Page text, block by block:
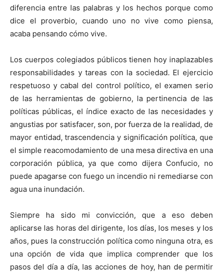
diferencia entre las palabras y los hechos porque como
dice el proverbio, cuando uno no vive como piensa,
acaba pensando cómo vive.
Los cuerpos colegiados públicos tienen hoy inaplazables
responsabilidades y tareas con la sociedad. El ejercicio
respetuoso y cabal del control político, el examen serio
de las herramientas de gobierno, la pertinencia de las
políticas públicas, el índice exacto de las necesidades y
angustias por satisfacer, son, por fuerza de la realidad, de
mayor entidad, trascendencia y significación política, que
el simple reacomodamiento de una mesa directiva en una
corporación pública, ya que como dijera Confucio, no
puede apagarse con fuego un incendio ni remediarse con
agua una inundación.
Siempre ha sido mi convicción, que a eso deben
aplicarse las horas del dirigente, los días, los meses y los
años, pues la construcción política como ninguna otra, es
una opción de vida que implica comprender que los
pasos del día a día, las acciones de hoy, han de permitir